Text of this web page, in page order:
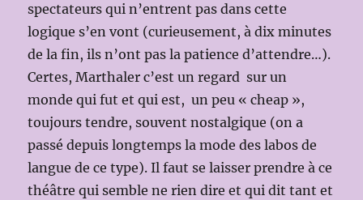
spectateurs qui n’entrent pas dans cette
logique s’en vont (curieusement, à dix minutes
de la fin, ils n’ont pas la patience d’attendre…).
Certes, Marthaler c’est un regard sur un
monde qui fut et qui est, un peu « cheap »,
toujours tendre, souvent nostalgique (on a
passé depuis longtemps la mode des labos de
langue de ce type). Il faut se laisser prendre à ce
théâtre qui semble ne rien dire et qui dit tant et